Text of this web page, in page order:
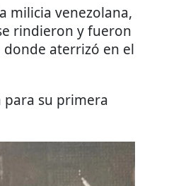
milicia venezolana,
rindieron y fueron
aterrizó en el
para su primera